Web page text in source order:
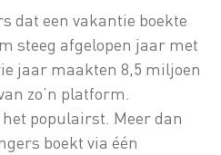
dat een vakantie boekte
steeg afgelopen jaar met
jaar maakten 8,5 miljoen
zo’n platform.
populairst. Meer dan
boekt via één